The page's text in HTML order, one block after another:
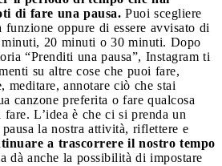
di fare una pausa. Puoi scegliere
oppure di essere avvisato di
minuti, 20 minuti o 30 minuti. Dopo
“Prenditi una pausa”, Instagram ti
su altre cose che puoi fare,
meditare, annotare ciò che stai
canzone preferita o fare qualcosa
L’idea è che ci si prenda un
la nostra attività, riflettere e
a trascorrere il nostro tempo
dà anche la possibilità di impostare